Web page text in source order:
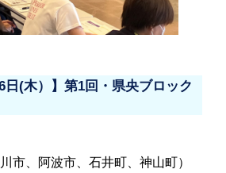
日(木）】第1回・県央ブロック
市、阿波市、石井町、神山町）